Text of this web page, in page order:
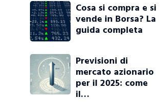
Cosa si compra e si
vende in Borsa? La
guida completa
Previsioni di
mercato azionario
per il 2025: come
il…